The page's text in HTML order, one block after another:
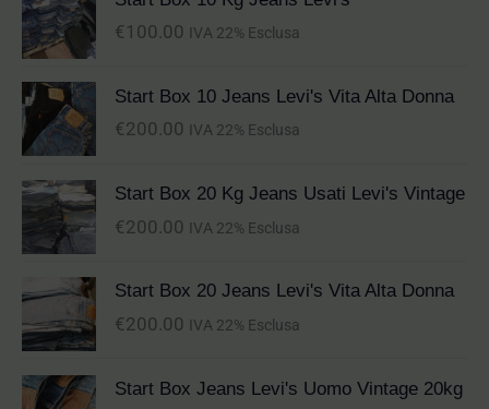
€ 100.00 IVA 22% Esclusa
Start Box 10 Jeans Levi's Vita Alta Donna
€200.00 IVA 22% Esclusa
Start Box 20 Kg Jeans Usati Levi's Vintage
€200.00 IVA 22% Esclusa
Start Box 20 Jeans Levi's Vita Alta Donna
€200.00 IVA 22% Esclusa
Start Box Jeans Levi's Uomo Vintage 20kg